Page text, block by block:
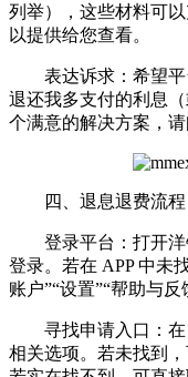
列举），这些材料可
以提供给您查看。
表达诉求：希望
退还我多支付的利息
个满意的解决方案，
四、退息退费流程
登录平台：打开
登录。若在 APP 中未
账户”“设置”“帮助与反
寻找申请入口：在
相关选项。若未找到